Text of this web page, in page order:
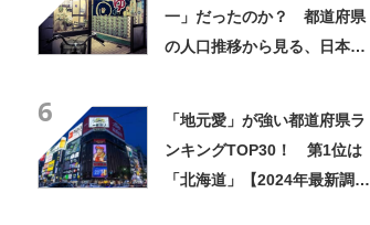
一」だったのか？ 都道府県
の人口推移から見る、日本近
6
「地元愛」が強い都道府県ラ
ンキングTOP30！ 第1位は
「北海道」【2024年最新調査